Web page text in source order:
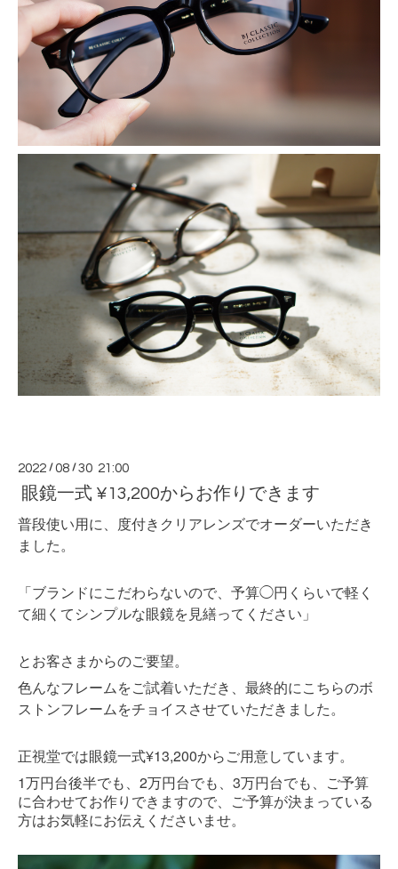
2022 /08 /30 21:00
眼鏡一式 ¥13,200からお作りできます
普段使い用に、度付きクリアレンズでオーダーいただき
ました。
「ブランドにこだわらないので、予算◯円くらいで軽く
て細くてシンプルな眼鏡を見繕ってください」
とお客さまからのご要望。
色んなフレームをご試着いただき、最終的にこちらのボ
ストンフレームをチョイスさせていただきました。
正視堂では眼鏡一式¥13,200からご用意しています。
1万円台後半でも、 2万円台でも、 3万円台でも、ご予算
に合わせてお作りできますので、ご予算が決まっている
方はお気軽にお伝えくださいませ。